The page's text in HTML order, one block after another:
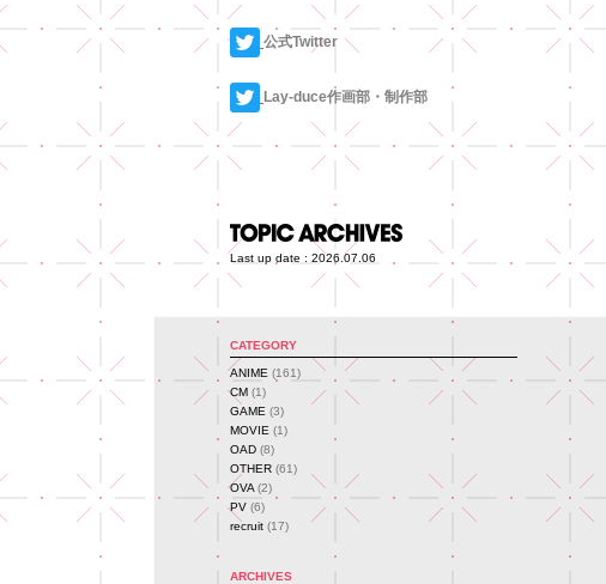
公式Twitter
Lay-duce作画部・制作部
Last up date : 2026.07.06
CATEGORY
ANIME (161)
CM (1)
GAME (3)
MOVIE (1)
OAD (8)
OTHER (61)
OVA (2)
PV (6)
recruit (17)
ARCHIVES